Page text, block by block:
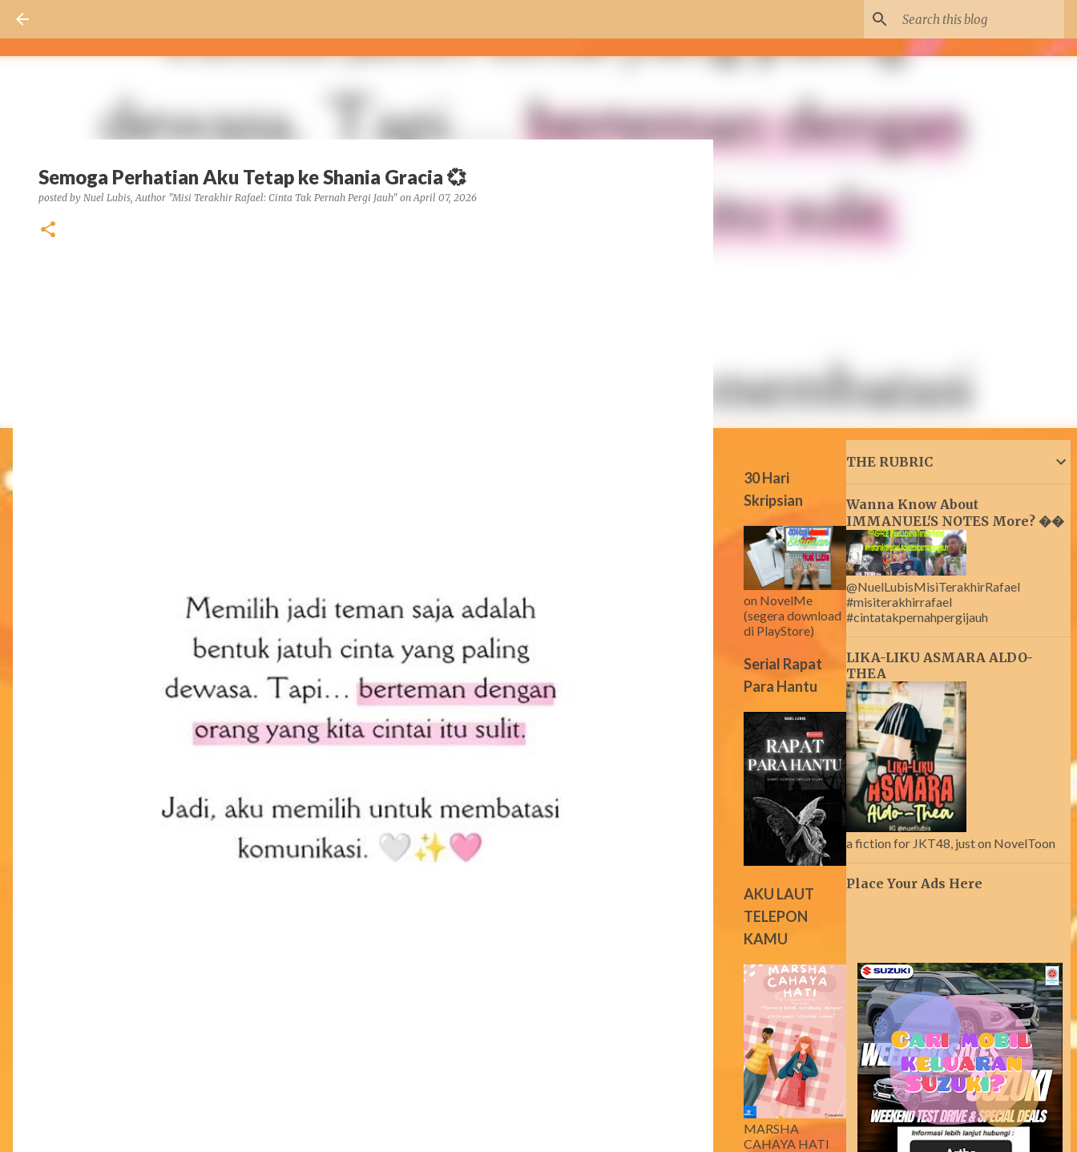
Semoga Perhatian Aku Tetap ke Shania Gracia 💞
posted by Nuel Lubis, Author "Misi Terakhir Rafael: Cinta Tak Pernah Pergi Jauh" onApril 07, 2026
30 Hari
Skripsian
on NovelMe
(segera download
di PlayStore)
Serial Rapat
Para Hantu
AKU LAUT
TELEPON
KAMU
MARSHA
CAHAYA HATI
THE RUBRIC
Wanna Know About
IMMANUEL'S NOTES More? ��
@NuelLubisMisiTerakhirRafael
#misiterakhirrafael
#cintatakpernahpergijauh
LIKA-LIKU ASMARA ALDO-
THEA
a fiction for JKT48, just on NovelToon
Place Your Ads Here